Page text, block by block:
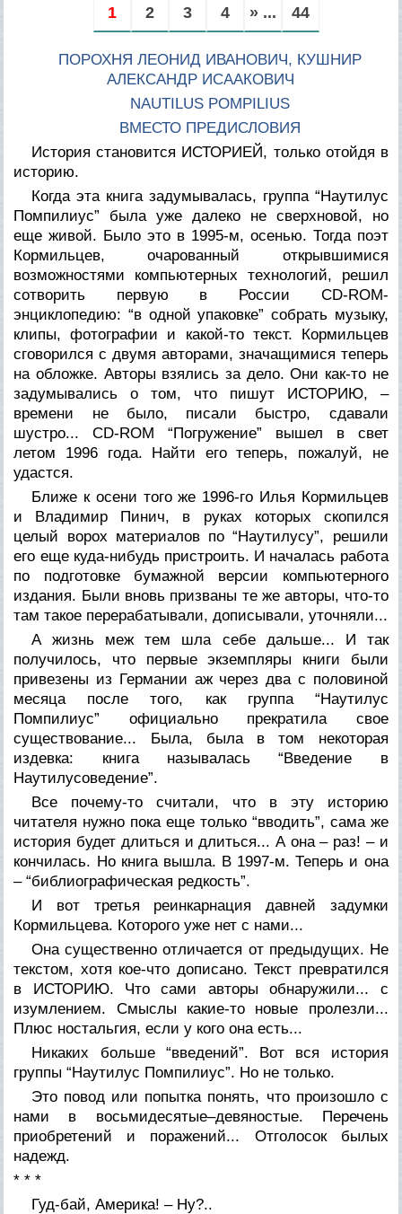
1 2 3 4 » ... 44
ПОРОХНЯ ЛЕОНИД ИВАНОВИЧ, КУШНИР
АЛЕКСАНДР ИСААКОВИЧ
NAUTILUS POMPILIUS
ВМЕСТО ПРЕДИСЛОВИЯ
История становится ИСТОРИЕЙ, только отойдя в
историю.
Когда эта книга задумывалась, группа “Наутилус
Помпилиус” была уже далеко не сверхновой, но
еще живой. Было это в 1995-м, осенью. Тогда поэт
Кормильцев, очарованный открывшимися
возможностями компьютерных технологий, решил
сотворить первую в России CD-ROM-
энциклопедию: “в одной упаковке” собрать музыку,
клипы, фотографии и какой-то текст. Кормильцев
сговорился с двумя авторами, значащимися теперь
на обложке. Авторы взялись за дело. Они как-то не
задумывались о том, что пишут ИСТОРИЮ, –
времени не было, писали быстро, сдавали
шустро... CD-ROM “Погружение” вышел в свет
летом 1996 года. Найти его теперь, пожалуй, не
удастся.
Ближе к осени того же 1996-го Илья Кормильцев
и Владимир Пинич, в руках которых скопился
целый ворох материалов по “Наутилусу”, решили
его еще куда-нибудь пристроить. И началась работа
по подготовке бумажной версии компьютерного
издания. Были вновь призваны те же авторы, что-то
там такое перерабатывали, дописывали, уточняли...
А жизнь меж тем шла себе дальше... И так
получилось, что первые экземпляры книги были
привезены из Германии аж через два с половиной
месяца после того, как группа “Наутилус
Помпилиус” официально прекратила свое
существование... Была, была в том некоторая
издевка: книга называлась “Введение в
Наутилусоведение”.
Все почему-то считали, что в эту историю
читателя нужно пока еще только “вводить”, сама же
история будет длиться и длиться... А она – раз! – и
кончилась. Но книга вышла. В 1997-м. Теперь и она
– “библиографическая редкость”.
И вот третья реинкарнация давней задумки
Кормильцева. Которого уже нет с нами...
Она существенно отличается от предыдущих. Не
текстом, хотя кое-что дописано. Текст превратился
в ИСТОРИЮ. Что сами авторы обнаружили... с
изумлением. Смыслы какие-то новые пролезли...
Плюс ностальгия, если у кого она есть...
Никаких больше “введений”. Вот вся история
группы “Наутилус Помпилиус”. Но не только.
Это повод или попытка понять, что произошло с
нами в восьмидесятые–девяностые. Перечень
приобретений и поражений... Отголосок былых
надежд.
* * *
Гуд-бай, Америка! – Ну?..